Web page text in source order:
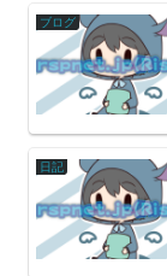
ブログ
日記